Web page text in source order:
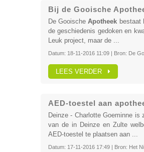
Bij de Gooische
De GooischeApotheek bestaat
de geschiedenis gedoken en
Leuk project, maar de ...
Datum: 18-11-2016 11:09| Bron: De
LEES VERDER
AED-toestel aan
Deinze - Charlotte Goeminne
van de in Deinze en Zulte
AED-toestel te plaatsen aan ...
Datum: 17-11-2016 17:49| Bron: Het